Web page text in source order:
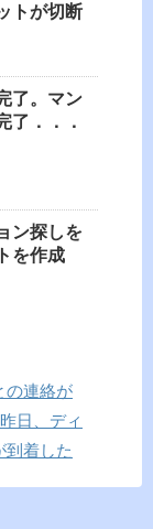
トが切断
了。マン
了．．．
ン探しを
を作成
の連絡が
日、ディ
到着した